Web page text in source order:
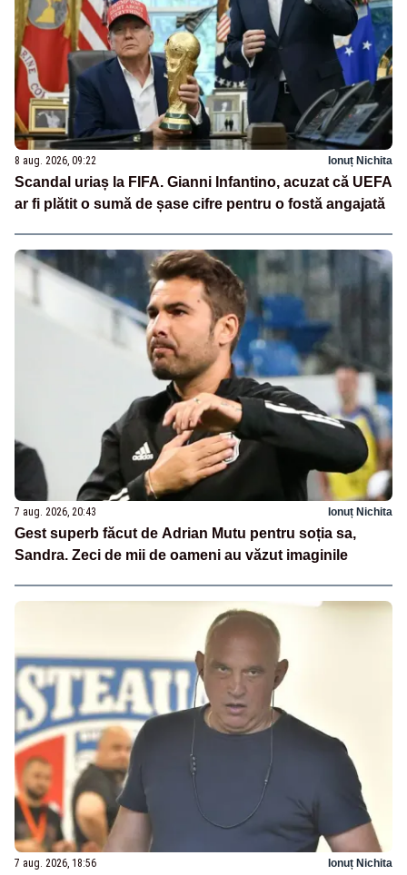
8 aug. 2026, 09:22 Ionuț Nichita
Scandal uriaș la FIFA. Gianni Infantino, acuzat că UEFA
ar fi plătit o sumă de șase cifre pentru o fostă angajată
7 aug. 2026, 20:43 Ionuț Nichita
Gest superb făcut de Adrian Mutu pentru soția sa,
Sandra. Zeci de mii de oameni au văzut imaginile
7 aug. 2026, 18:56 Ionuț Nichita